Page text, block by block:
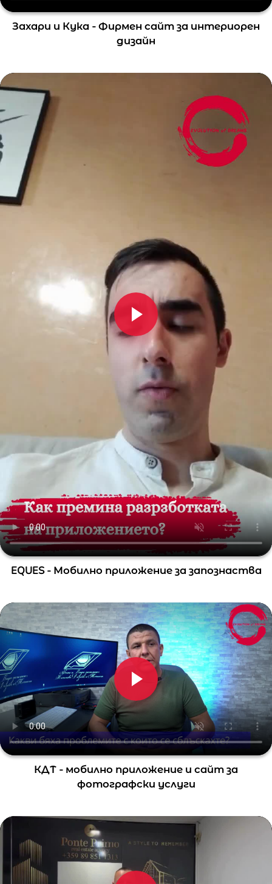
Захари и Кука - Фирмен сайт за интериорен
дизайн
EQUES - Мобилно приложение за запознаства
КДТ - мобилно приложение и сайт за
фотографски услуги